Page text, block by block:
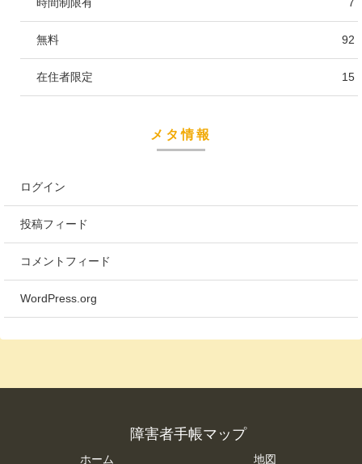
無料 92
在住者限定 15
メタ情報
ログイン
投稿フィード
コメントフィード
WordPress.org
障害者手帳マップ
ホーム 地図